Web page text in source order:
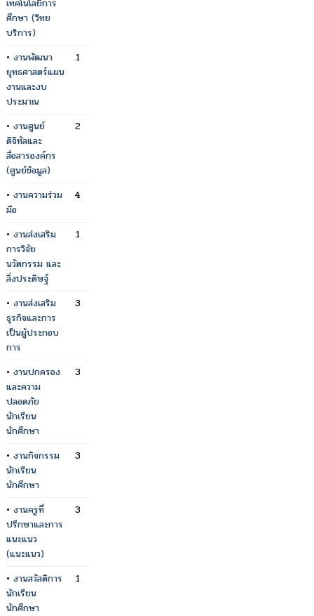
เทคโนโลยีการ
ศึกษา (วิทย
บริการ)
• งานพัฒนา
ยุทธศาสตร์แผน
งานและงบ
ประมาณ
1
• งานศูนย์
ดิจิทัลและ
สื่อสารองค์กร
(ศูนย์ข้อมูล)
2
• งานความร่วม
มือ
4
• งานส่งเสริม
การวิจัย
นวัตกรรม และ
สิ่งประดิษฐ์
1
• งานส่งเสริม
ธุรกิจและการ
เป็นผู้ประกอบ
การ
3
• งานปกครอง
และความ
ปลอดภัย
นักเรียน
นักศึกษา
3
• งานกิจกรรม
นักเรียน
นักศึกษา
3
• งานครูที่
ปรึกษาและการ
แนะแนว
(แนะแนว)
3
• งานสวัสดิการ
นักเรียน
นักศึกษา
1